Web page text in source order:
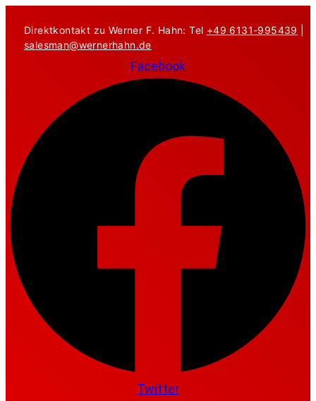
Inhalt
springen
Direktkontakt zu Werner F. Hahn: Tel +49 6131-995439
salesman@wernerhahn.de
Facebook
Twitter